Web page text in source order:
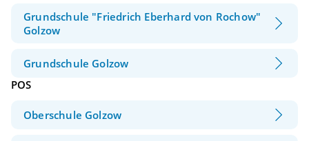
Grundschule "Friedrich Eberhard von Rochow"
Golzow
Grundschule Golzow
POS
Oberschule Golzow